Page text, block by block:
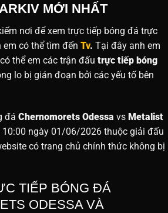
MỚI NHẤT
nơi để xem trực tiếp bóng đá trực
em có thể tìm đến Tv. Tại đây anh em
thể em các trận đấu trực tiếp bóng
lo bị gián đoạn bởi các yếu tố bên
đá Chernomorets Odessa vs Metalist
10:00 ngày 01/06/2026 thuộc giải đấu
có trang chủ chính thức không bị
TIẾP BÓNG ĐÁ
ODESSA VÀ